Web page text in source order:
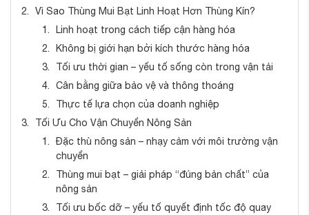
Vì Sao Thùng Mui Bạt Linh Hoạt Hơn Thùng Kín?
Linh hoạt trong cách tiếp cận hàng hóa
Không bị giới hạn bởi kích thước hàng hóa
Tối ưu thời gian – yếu tố sống còn trong vận tải
Cân bằng giữa bảo vệ và thông thoáng
Thực tế lựa chọn của doanh nghiệp
Tối Ưu Cho Vận Chuyển Nông Sản
Đặc thù nông sản – nhạy cảm với môi trường vận
chuyển
Thùng mui bạt – giải pháp “đúng bản chất” của
nông sản
Tối ưu bốc dỡ – yếu tố quyết định tốc độ quay